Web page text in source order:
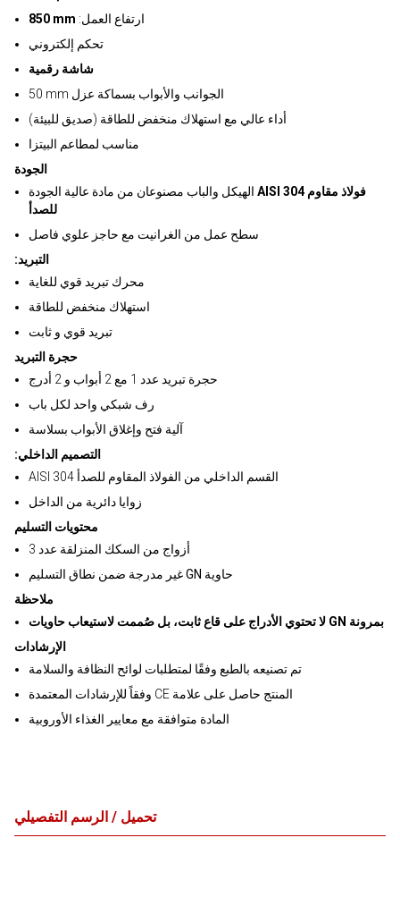
850 mm :ارتفاع العمل
تحكم إلكتروني
شاشة رقمية
50 mm الجوانب والأبواب بسماكة عزل
أداء عالي مع استهلاك منخفض للطاقة (صديق للبيئة)
مناسب لمطاعم البيتزا
الجودة
AISI 304 فولاذ مقاوم
للصدأ
سطح عمل من الغرانيت مع حاجز علوي فاصل
:التبريد
محرك تبريد قوي للغاية
استهلاك منخفض للطاقة
تبريد قوي و ثابت
حجرة التبريد
حجرة تبريد عدد 1 مع 2 أبواب و 2 أدرج
رف شبكي واحد لكل باب
آلية فتح وإغلاق الأبواب بسلاسة
:التصميم الداخلي
AISI 304 القسم الداخلي من الفولاذ المقاوم للصدأ
زوايا دائرية من الداخل
محتويات التسليم
3 أزواج من السكك المنزلقة عدد
غير مدرجة ضمن نطاق التسليم GN حاوية
ملاحظة
لا تحتوي الأدراج على قاع ثابت، بل صُممت لاستيعاب حاويات GN بمرونة
الإرشادات
تم تصنيعه بالطبع وفقًا لمتطلبات لوائح النظافة والسلامة
وفقاً للإرشادات المعتمدة CE المنتج حاصل على علامة
المادة متوافقة مع معايير الغذاء الأوروبية
تحميل / الرسم التفصيلي